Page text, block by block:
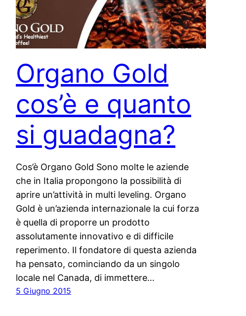
Organo Gold
cos’è e quanto
si guadagna?
Cos’è Organo Gold Sono molte le aziende
che in Italia propongono la possibilità di
aprire un’attività in multi leveling. Organo
Gold è un’azienda internazionale la cui forza
è quella di proporre un prodotto
assolutamente innovativo e di difficile
reperimento. Il fondatore di questa azienda
ha pensato, cominciando da un singolo
locale nel Canada, di immettere…
5 Giugno 2015